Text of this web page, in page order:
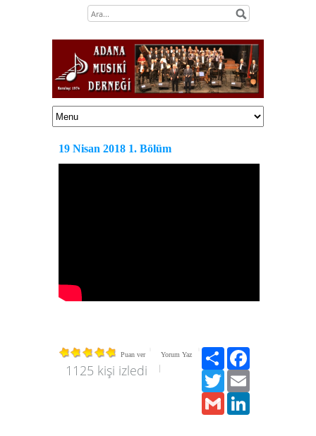
19 Nisan 2018 1. Bölüm
Puan ver Yorum Yaz
1125 kişi izledi
Paylaş
Twitter
Gmail